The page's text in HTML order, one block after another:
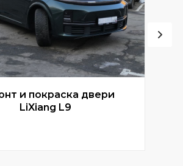
и покраска двери
LiXiang L9